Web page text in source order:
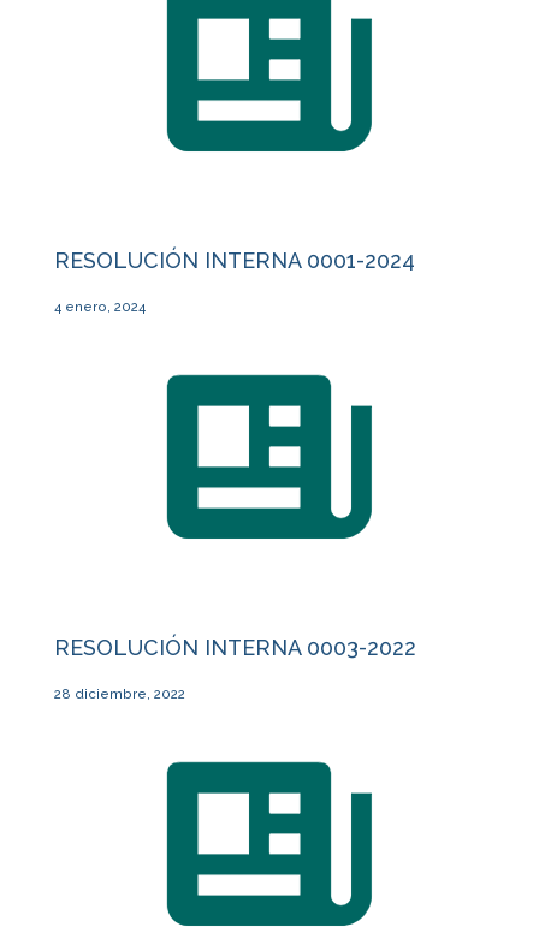
RESOLUCIÓN INTERNA 0001-2024
4 enero, 2024
RESOLUCIÓN INTERNA 0003-2022
28 diciembre, 2022